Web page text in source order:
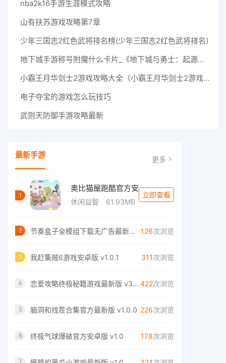
nba2k16手游生涯模式攻略
山有扶苏游戏攻略第7章
少年三国志2红色武将排名榜(少年三国志2红色武将排名)
地下城手游称号附魔什么卡片_《地下城与勇士：起源》称号附魔卡片怎么获取
小霸王月华剑士2游戏攻略大全（小霸王月华剑士2游戏攻略大全视频）
电子夺宝的游戏怎么玩技巧
武则天防御手游攻略最新
最新手游 更多
1
奥比猫屋跑酷官方安
休闲益智 61.93MB
立即查看
2 节奏盒子全模组下载无广告最新版 v0.5.7 126次浏览
3 我赶集贼6游戏安卓版 v1.0.1 311次浏览
4 恋爱攻略终极秘籍游戏最新版 v3.4.19 422次浏览
5 脑洞和找茬合集官方最新版 v1.0.0 226次浏览
6 终极气球爆破官方安卓版 v1.0 178次浏览